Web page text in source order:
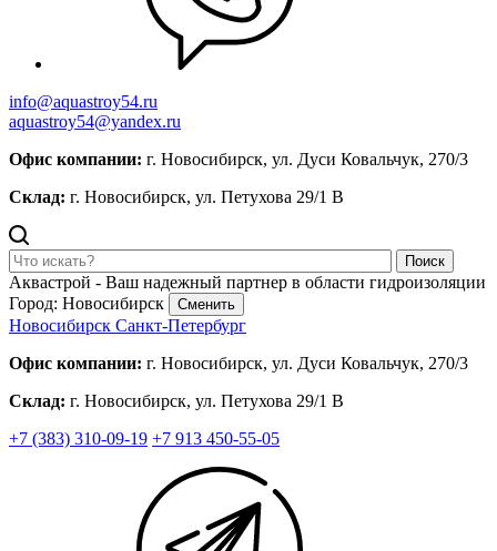
info@aquastroy54.ru
aquastroy54@yandex.ru
Офис компании: г. Новосибирск, ул. Дуси Ковальчук, 270/3
Склад: г. Новосибирск, ул. Петухова 29/1 В
Поиск
Аквастрой - Ваш надежный партнер в области гидроизоляции
Город: Новосибирск
Сменить
Новосибирск Санкт-Петербург
Офис компании: г. Новосибирск, ул. Дуси Ковальчук, 270/3
Склад: г. Новосибирск, ул. Петухова 29/1 В
+7 (383) 310-09-19 +7 913 450-55-05